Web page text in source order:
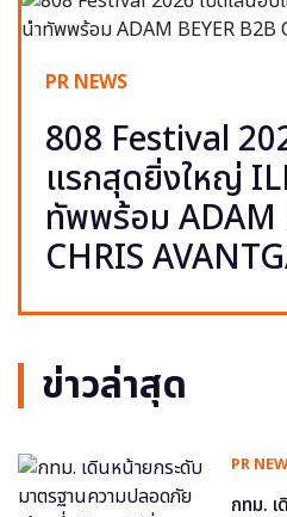
PR NEWS
808 Festival
แรกสุดยิ่งใหญ่
ทัพพร้อม ADAM
CHRIS
ข่าวล่าสุด
PR
กทม.